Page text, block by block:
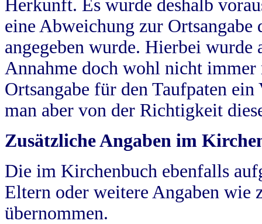
Herkunft. Es wurde deshalb
eine Abweichung zur
angegeben wurde. Hierbei wurde
Annahme doch wohl nicht
Ortsangabe für den Taufpaten
man aber von der Richtigkeit
Zusätzliche Angaben im
Die im Kirchenbuch ebenfalls
Eltern oder weitere Angaben wie
übernommen.